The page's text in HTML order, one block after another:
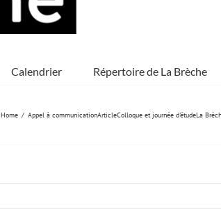
Calendrier Répertoire de La Brèche
Home Appel à communicationArticleColloque et journée d'étudeLa